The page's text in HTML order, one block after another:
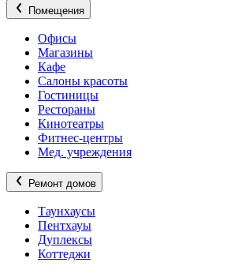
Помещения
Офисы
Магазины
Кафе
Салоны красоты
Гостиницы
Рестораны
Кинотеатры
Фитнес-центры
Мед. учреждения
Ремонт домов
Таунхаусы
Пентхауы
Дуплексы
Коттеджи